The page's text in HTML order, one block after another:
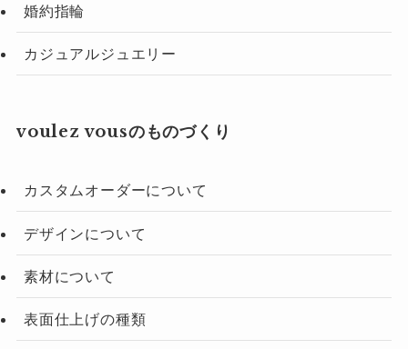
婚約指輪
カジュアルジュエリー
voulez vousのものづくり
カスタムオーダーについて
デザインについて
素材について
表面仕上げの種類